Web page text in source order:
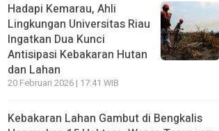
Hadapi Kemarau, Ahli
Lingkungan Universitas Riau
Ingatkan Dua Kunci
Antisipasi Kebakaran Hutan
dan Lahan
20 Februari 2026 | 17:41 WIB
Kebakaran Lahan Gambut di Bengkalis